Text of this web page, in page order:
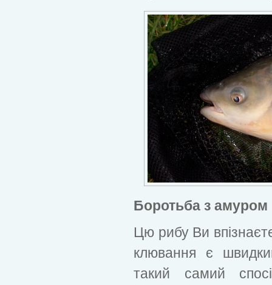
Боротьба з амуром
Цю рибу Ви
клювання є
такий самий